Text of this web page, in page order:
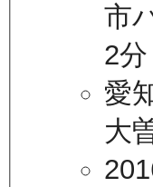
市
2分
愛
大